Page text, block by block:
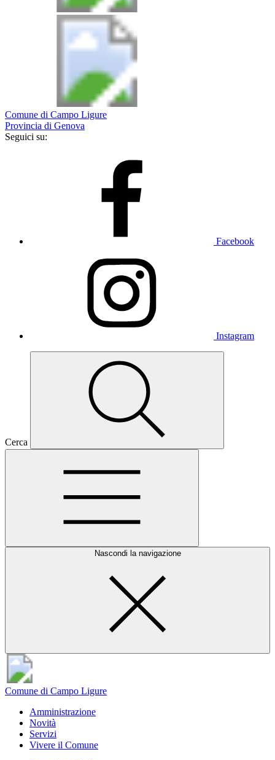
Comune di Campo Ligure
Provincia di Genova
Seguici su:
Facebook
Instagram
Cerca
Nascondi la navigazione
Comune di Campo Ligure
Amministrazione
Novità
Servizi
Vivere il Comune